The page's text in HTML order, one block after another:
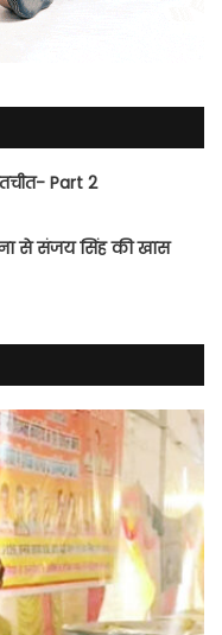
Part 2
से संजय सिंह की खास